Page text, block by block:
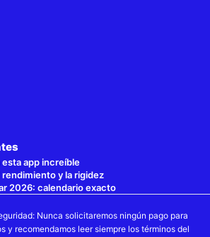
app increíble
rendimiento y la rigidez
2026: calendario exacto
Nunca solicitaremos ningún pago para
y recomendamos leer siempre los términos del